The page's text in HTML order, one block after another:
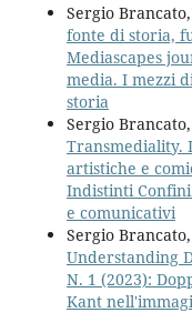
Sergio Brancato,
fonte di storia,
Mediascapes
media. I mezzi
storia
Sergio
Transmediality.
artistiche e
Indistinti
e comunicativi
Sergio
Understanding
N. 1 (2023):
Kant